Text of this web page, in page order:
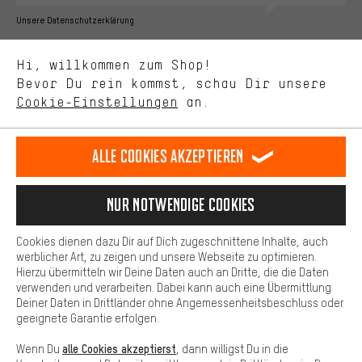
Unsere Datenschutzerklärung
Sprache"
Deutsch
DE english
EN español
ES français
FR
VERTRAG WIDERRUFEN Aachener Community Affiliateprogramm
Datenschutz Allgemeine Geschäftsbedingungen
Hinweisgebersystem Hinweise zur Batterieentsorgung
Cookie-Einstellungen Kontrast ändern
Alle Preise verstehen sich in Euro und exkl. MwSt zuzüglich
Versandkostenfür Lieferung nachUSA.
Hi, willkommen zum Shop!
Bevor Du rein kommst, schau Dir unsere
Cookie-Einstellungen an.
Bessere Leistung
Uns interessiert, was Du in unserem Shop suchst und brauchst.
selbst Einfluss auf die Verbesserung unserer Webseite und
unseres Shop-Angebots.
Dein Shopping-Erlebnis wird komfortabler. Mit Komfort-Cookies
stellen wir Verknüpfungen zu Social Media Plattformen her. So
können wir dir weitere nützliche Inhalte und Informationen zur
Verfügung stellen. Zudem hast du die Möglichkeit zusätzliche
Services zu nutzen, die es dir erleichtern die richtigen Produkte zu
finden. Beispielsweise bieten wir eine Chat-Funktion an, damit
Fragen schnell und unkompliziert beantwortet werden können.
Basis
Basis-Cookies gewährleisten, dass Du unsere Webseite
grundsätzlich nutzen kannst.
Alle Cookies akzeptieren
Nur Notwendige Cookies
Cookies dienen dazu Dir auf Dich zugeschnittene Inhalte, auch
werblicher Art, zu zeigen und unsere Webseite zu optimieren.
Hierzu übermitteln wir Deine Daten auch an Dritte, die die Daten
verwenden und verarbeiten. Dabei kann auch eine Übermittlung
Deiner Daten in Drittländer ohne Angemessenheitsbeschluss oder
geeignete Garantie erfolgen.
Wenn Du alle Cookies akzeptierst , dann willigst Du in die